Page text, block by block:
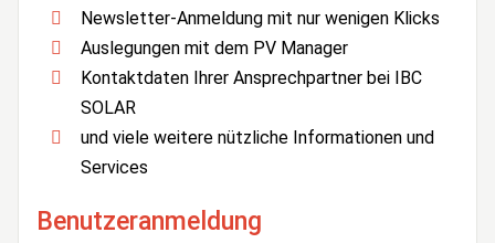
Newsletter-Anmeldung mit nur wenigen Klicks
Auslegungen mit dem PV Manager
Kontaktdaten Ihrer Ansprechpartner bei IBC
SOLAR
und viele weitere nützliche Informationen und
Services
Benutzeranmeldung